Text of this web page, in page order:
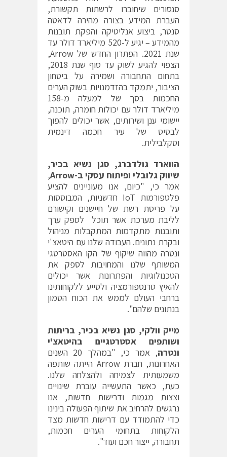
סנסורים שיחוברו לרשתות תקשורת,
העברת המידע בצורה מהירה לדאטה
סנטר, ביצוע אנליטיקה והפקת תובנות
מהמידע – יגיע ל-520 מיליארד דולר עד
שנת 2021. הפתרון החדש של Arrow,
הצפוי להגיע לשוק עד סוף שנת 2018,
בתחום התחבורה ושמירה על ביטחון
הציבור, יתמקד בהזדמנויות בשוק הערים
החכמות בסך של למעלה מ-158
מיליארד דולר עם יכולות חומרה, תוכנה,
יישומי ענן ושירותים, אשר יכולים להפוך
לבסיס של עיר חכמה דינמית
וסקלבילית.
הווארד גולדברג, סגן נשיא בכיר,
שיווק גלובלי ופיתוח עסקי ב-Arrow
,
אמר כי, "כיום, אנו מעוניינים להציע
פלטפורמות IoT חדשניות, המבוססות
על פריסת רשת של חיישנים וקישורם
לליבת מערכת אשר תוכל לספק ערך
ותובנות מתקדמות המתקבלות מניהול
ובקרת נתונים. העבודה שלנו עם היטאצ'י
ונטרה מהווה שיקוף של הקו האסטרטגי
המשותף שלנו והמחויבות לספק את
הטכנולוגיות והפתרונות אשר יכולים
להאיץ טרנספורמציה ולסייע ללקוחותינו
ברחבי העולם לממש את הכוח הטמון
בנתונים שלהם".
מייק וולקי, סגן נשיא בכיר, בריתות
ושותפים אסטרטגיים בהיטאצ'י
ונטרה
, אמר כי, "במהלך 20 השנים
האחרונות, חברת Arrow הייתה שותפה
משמעותית לצמיחה ולהצלחה שלנו.
כעת, כאשר התעשייה עוברת שינויים
וצצות מגמות ודרישות חדשות, אנו
נרגשים להרחיב את שיתוף הפעולה בינינו
כדי להתמודד עם דרישות חדשות מצד
הלקוחות בתחומי הערים חכמות,
תחבורה, ייצור חכם ועוד".